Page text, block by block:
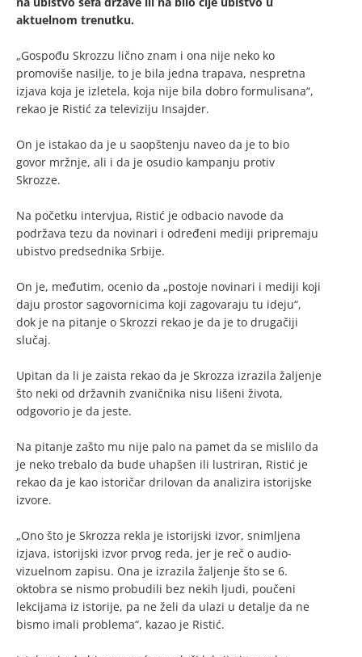
aktuelnom trenutku.
„Gospođu Skrozzu lično znam i ona nije neko ko
promoviše nasilje, to je bila jedna trapava, nespretna
izjava koja je izletela, koja nije bila dobro formulisana“,
rekao je Ristić za televiziju Insajder.
On je istakao da je u saopštenju naveo da je to bio
govor mržnje, ali i da je osudio kampanju protiv
Skrozze.
Na početku intervjua, Ristić je odbacio navode da
podržava tezu da novinari i određeni mediji pripremaju
ubistvo predsednika Srbije.
On je, međutim, ocenio da „postoje novinari i mediji koji
daju prostor sagovornicima koji zagovaraju tu ideju“,
dok je na pitanje o Skrozzi rekao je da je to drugačiji
slučaj.
Upitan da li je zaista rekao da je Skrozza izrazila žaljenje
što neki od državnih zvaničnika nisu lišeni života,
odgovorio je da jeste.
Na pitanje zašto mu nije palo na pamet da se mislilo da
je neko trebalo da bude uhapšen ili lustriran, Ristić je
rekao da je kao istoričar drilovan da analizira istorijske
izvore.
„Ono što je Skrozza rekla je istorijski izvor, snimljena
izjava, istorijski izvor prvog reda, jer je reč o audio-
vizuelnom zapisu. Ona je izrazila žaljenje što se 6.
oktobra se nismo probudili bez nekih ljudi, poučeni
lekcijama iz istorije, pa ne želi da ulazi u detalje da ne
bismo imali problema“, kazao je Ristić.